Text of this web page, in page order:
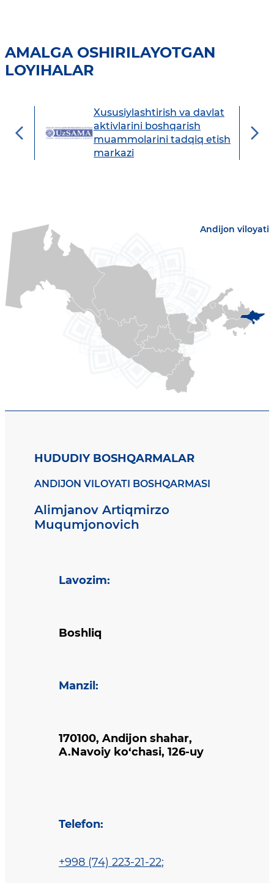
AMALGA OSHIRILAYOTGAN
LOYIHALAR
Xususiylashtirish va davlat
aktivlarini boshqarish
muammolarini tadqiq etish
markazi
Andijon viloyati
HUDUDIY BOSHQARMALAR
ANDIJON VILOYATI BOSHQARMASI
Alimjanov Artiqmirzo
Muqumjonovich
Lavozim:
Boshliq
Manzil :
170100, Andijon shahar,
A.Navoiy ko‘chasi, 126-uy
Telefon:
+998 (74) 223-21-22;